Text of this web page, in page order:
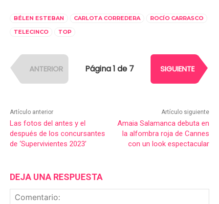
BÉLEN ESTEBAN CARLOTA CORREDERA
ROCÍO CARRASCO
TELECINCO
TOP
ANTERIOR Página 1 de 7 SIGUIENTE
Artículo anterior
Las fotos del antes y el
después de los concursantes
de ‘Supervivientes 2023’
Artículo siguiente
Amaia Salamanca debuta en
la alfombra roja de Cannes
con un look espectacular
DEJA UNA RESPUESTA